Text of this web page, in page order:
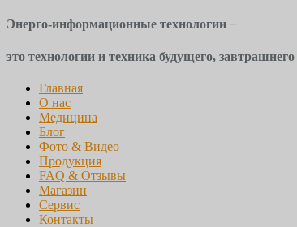
Энерго-информационные технологии −
это технологии и техника будущего,
Главная
О нас
Медицина
Блог
Фото & Видео
Продукция
FAQ & Отзывы
Магазин
Сервис
Контакты